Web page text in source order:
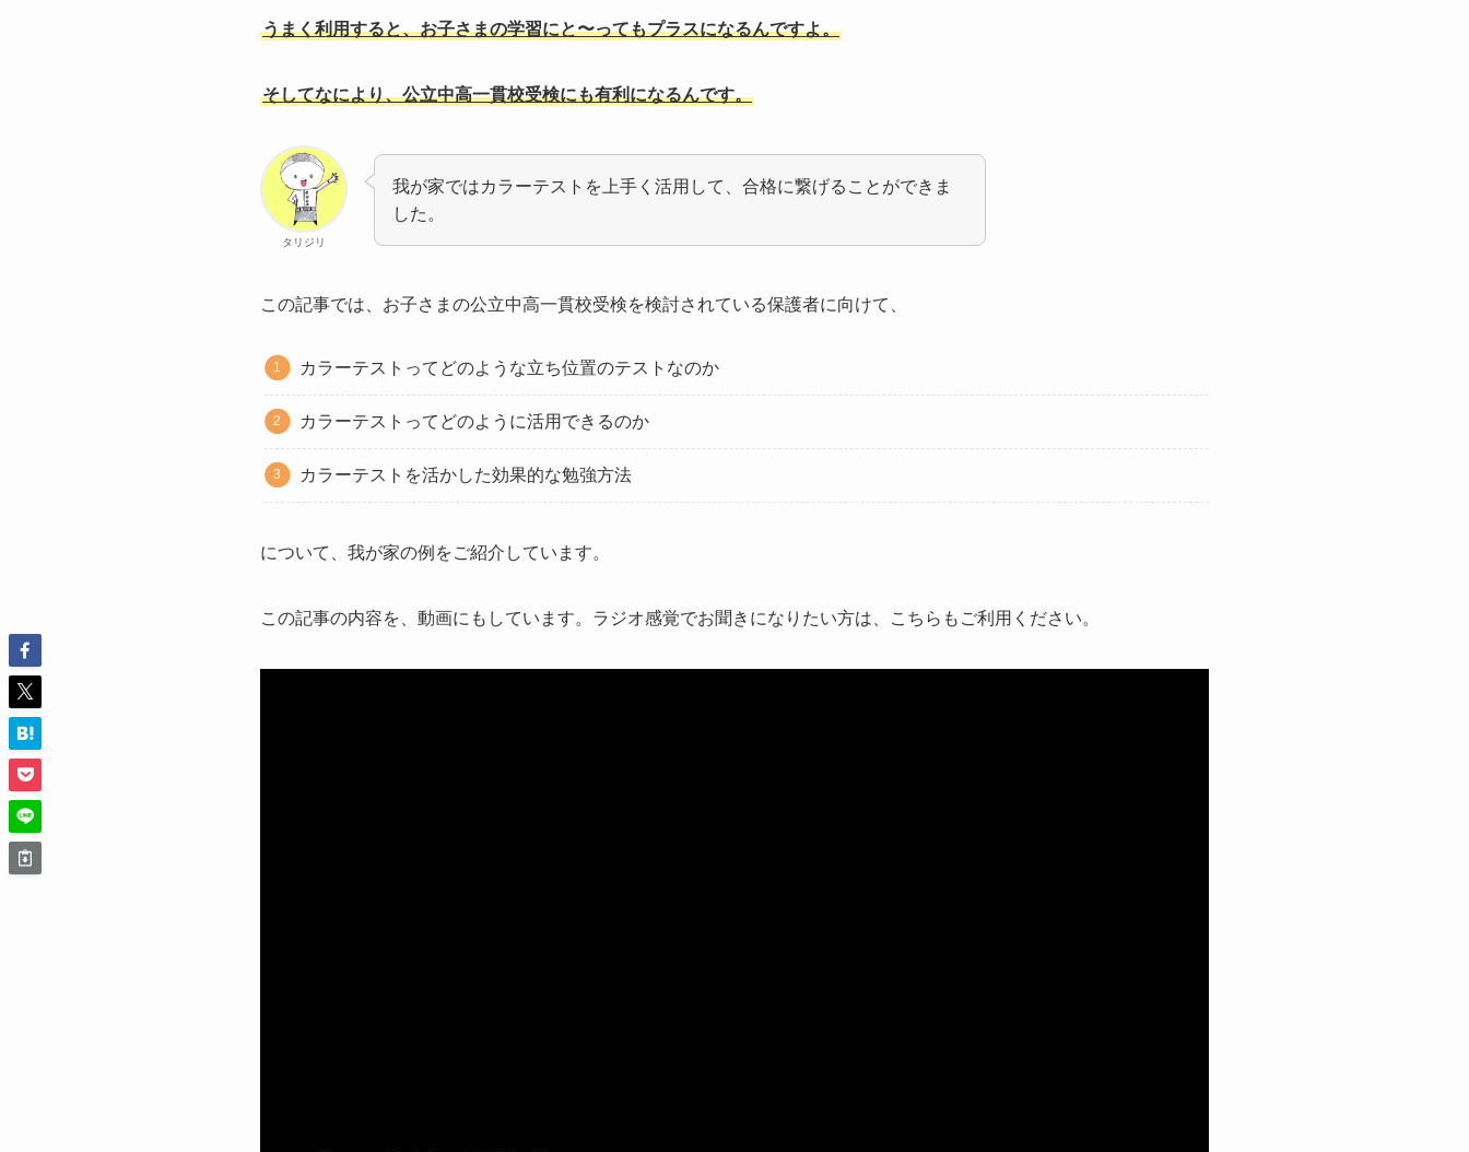
うまく利用すると、お子さまの学習にと〜ってもプラスになるんですよ。
そしてなにより、公立中高一貫校受検にも有利になるんです。
タリジリ
我が家ではカラーテストを上手く活用して、合格に繋げることができま
した。
この記事では、お子さまの公立中高一貫校受検を検討されている保護者に向けて、
カラーテストってどのような立ち位置のテストなのか
カラーテストってどのように活用できるのか
カラーテストを活かした効果的な勉強方法
について、我が家の例をご紹介しています。
この記事の内容を、動画にもしています。ラジオ感覚でお聞きになりたい方は、こちらもご利用ください。